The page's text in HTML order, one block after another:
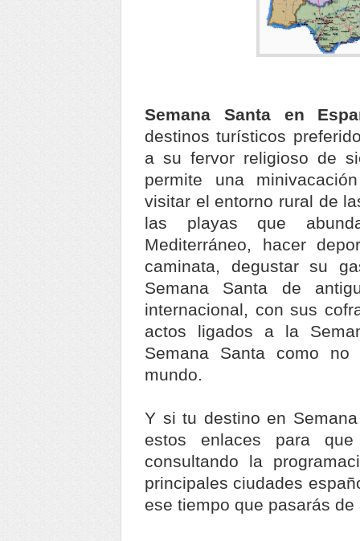
Semana Santa en
destinos turísticos
a su fervor religioso de
permite una
visitar el entorno rural de
las playas que
Mediterráneo, hacer
caminata, degustar su
Semana Santa de
internacional, con sus
actos ligados a la
Semana Santa como
mundo.
Y si tu destino en
estos enlaces para
consultando la
principales ciudades
ese tiempo que pasarás de